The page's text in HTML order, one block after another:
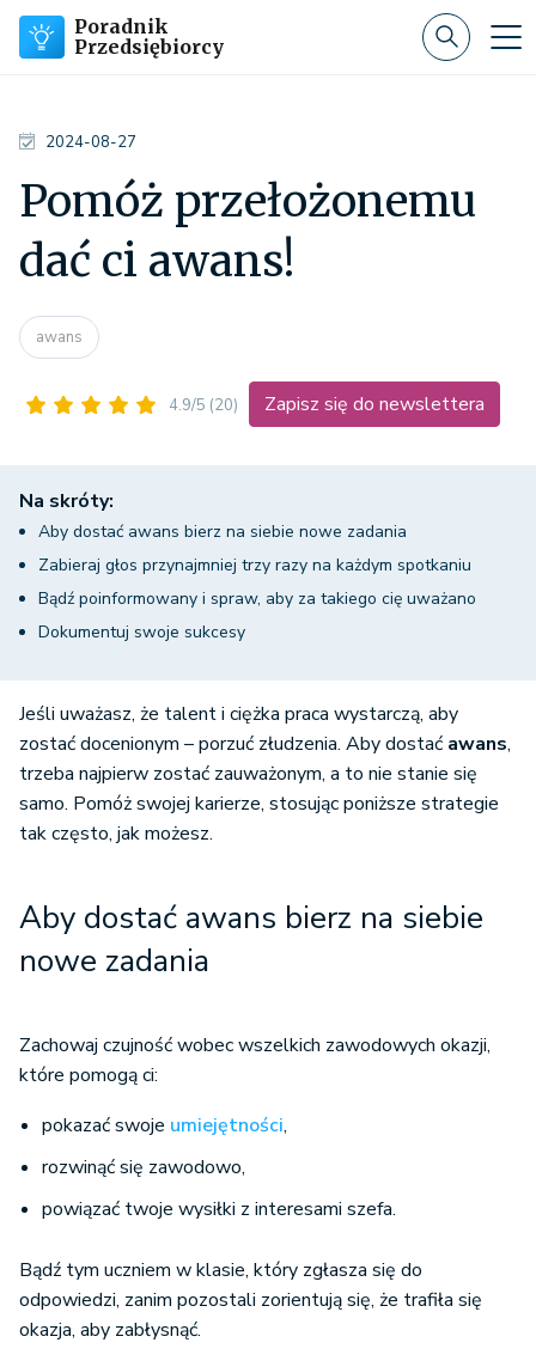
Poradnik
Przedsiębiorcy
2024-08-27
Pomóż przełożonemu
dać ci awans!
awans
4.9/5 (20) Zapisz się do newslettera
Na skróty:
Aby dostać awans bierz na siebie nowe zadania
Zabieraj głos przynajmniej trzy razy na każdym spotkaniu
Bądź poinformowany i spraw, aby za takiego cię uważano
Dokumentuj swoje sukcesy
Jeśli uważasz, że talent i ciężka praca wystarczą, aby
zostać docenionym – porzuć złudzenia. Aby dostać awans,
trzeba najpierw zostać zauważonym, a to nie stanie się
samo. Pomóż swojej karierze, stosując poniższe strategie
tak często, jak możesz.
Aby dostać awans bierz na siebie
nowe zadania
Zachowaj czujność wobec wszelkich zawodowych okazji,
które pomogą ci:
pokazać swoje umiejętności,
rozwinąć się zawodowo,
powiązać twoje wysiłki z interesami szefa.
Bądź tym uczniem w klasie, który zgłasza się do
odpowiedzi, zanim pozostali zorientują się, że trafiła się
okazja, aby zabłysnąć.